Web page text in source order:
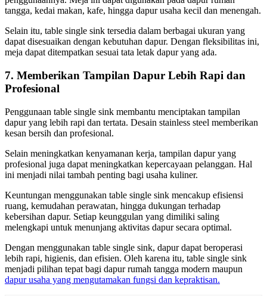
tangga, kedai makan, kafe, hingga dapur usaha kecil dan menengah.
Selain itu, table single sink tersedia dalam berbagai ukuran yang
dapat disesuaikan dengan kebutuhan dapur. Dengan fleksibilitas ini,
meja dapat ditempatkan sesuai tata letak dapur yang ada.
7. Memberikan Tampilan Dapur Lebih Rapi dan
Profesional
Penggunaan table single sink membantu menciptakan tampilan
dapur yang lebih rapi dan tertata. Desain stainless steel memberikan
kesan bersih dan profesional.
Selain meningkatkan kenyamanan kerja, tampilan dapur yang
profesional juga dapat meningkatkan kepercayaan pelanggan. Hal
ini menjadi nilai tambah penting bagi usaha kuliner.
Keuntungan menggunakan table single sink mencakup efisiensi
ruang, kemudahan perawatan, hingga dukungan terhadap
kebersihan dapur. Setiap keunggulan yang dimiliki saling
melengkapi untuk menunjang aktivitas dapur secara optimal.
Dengan menggunakan table single sink, dapur dapat beroperasi
lebih rapi, higienis, dan efisien. Oleh karena itu, table single sink
menjadi pilihan tepat bagi dapur rumah tangga modern maupun
dapur usaha yang mengutamakan fungsi dan kepraktisan.